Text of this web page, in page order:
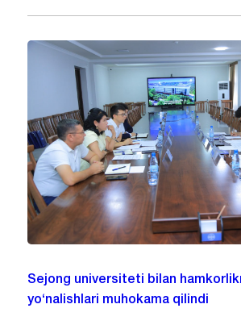
Sejong universiteti bilan
yo‘nalishlari muhokama qilindi